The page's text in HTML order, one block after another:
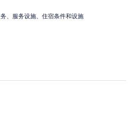
、服务设施、住宿条件和设施